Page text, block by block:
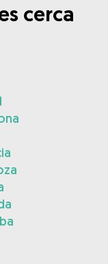
cerca